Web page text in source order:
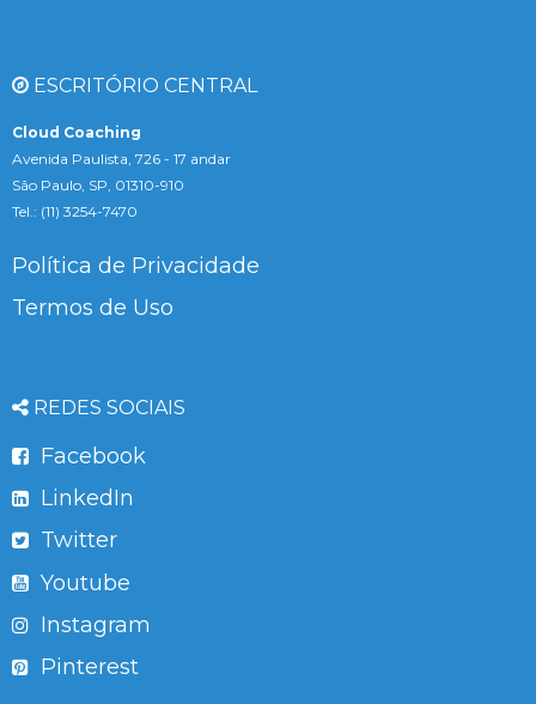
ESCRITÓRIO CENTRAL
Cloud Coaching
Avenida Paulista, 726 - 17 andar
São Paulo, SP, 01310-910
Tel.: (11) 3254-7470
Política de Privacidade
Termos de Uso
REDES SOCIAIS
Facebook
LinkedIn
Twitter
Youtube
Instagram
Pinterest